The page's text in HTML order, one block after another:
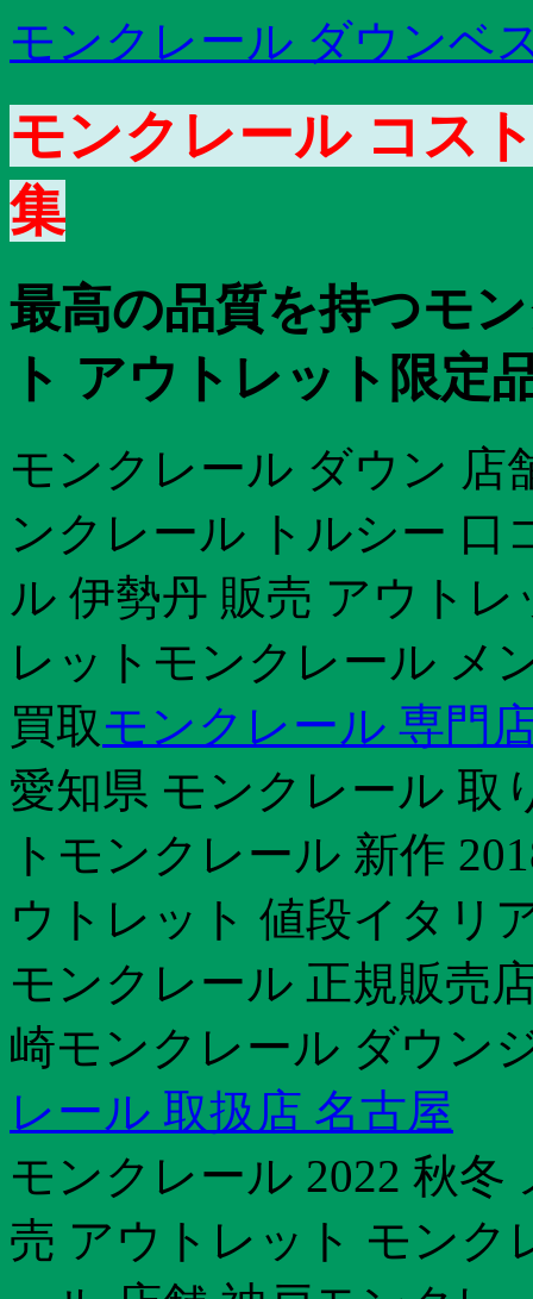
モンクレール ダウンベ
モンクレール コス
集
最高の品質を持つモ
ト アウトレット限定
モンクレール ダウン 店
ンクレール トルシー 口
ル 伊勢丹 販売 アウト
レットモンクレール メ
買取モンクレール 専門
愛知県 モンクレール 取
トモンクレール 新作
ウトレット 値段イタリ
モンクレール 正規販売
崎モンクレール ダウン
レール 取扱店 名古屋
モンクレール 2022 秋
売 アウトレット モンク